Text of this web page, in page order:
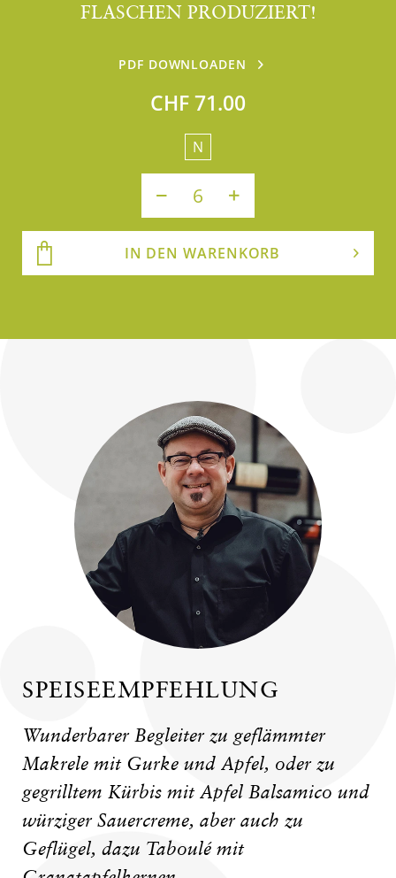
FLASCHEN PRODUZIERT!
PDF DOWNLOADEN
CHF 71.00
N
IN DEN WARENKORB
SPEISEEMPFEHLUNG
Wunderbarer Begleiter zu geflämmter
Makrele mit Gurke und Apfel, oder zu
gegrilltem Kürbis mit Apfel Balsamico und
würziger Sauercreme, aber auch zu
Geflügel, dazu Taboulé mit